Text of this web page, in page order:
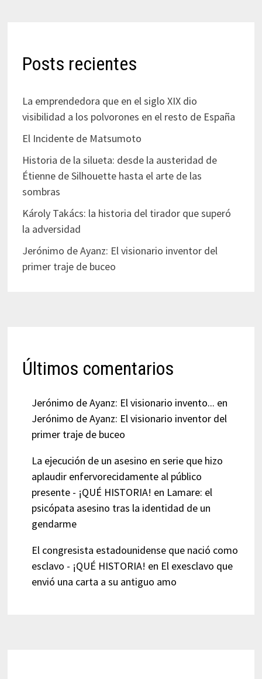
Posts recientes
La emprendedora que en el siglo XIX dio
visibilidad a los polvorones en el resto de España
El Incidente de Matsumoto
Historia de la silueta: desde la austeridad de
Étienne de Silhouette hasta el arte de las
sombras
Károly Takács: la historia del tirador que superó
la adversidad
Jerónimo de Ayanz: El visionario inventor del
primer traje de buceo
Últimos comentarios
Jerónimo de Ayanz: El visionario invento... en
Jerónimo de Ayanz: El visionario inventor del
primer traje de buceo
La ejecución de un asesino en serie que hizo
aplaudir enfervorecidamente al público
presente - ¡QUÉ HISTORIA! en Lamare: el
psicópata asesino tras la identidad de un
gendarme
El congresista estadounidense que nació como
esclavo - ¡QUÉ HISTORIA! en El exesclavo que
envió una carta a su antiguo amo